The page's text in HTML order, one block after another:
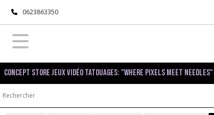
0623863350
Concept Store Jeux Vidéo Tatouages: "Where pixels meet needles"